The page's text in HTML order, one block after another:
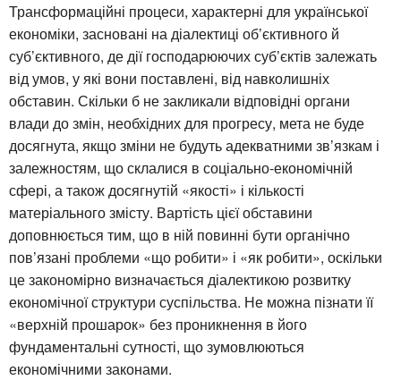
Трансформаційні процеси, характерні для української
економіки, засновані на діалектиці об’єктивного й
суб’єктивного, де дії господарюючих суб’єктів залежать
від умов, у які вони поставлені, від навколишніх
обставин. Скільки б не закликали відповідні органи
влади до змін, необхідних для прогресу, мета не буде
досягнута, якщо зміни не будуть адекватними зв’язкам і
залежностям, що склалися в соціально-економічній
сфері, а також досягнутій «якості» і кількості
матеріального змісту. Вартість цієї обставини
доповнюється тим, що в ній повинні бути органічно
пов’язані проблеми «що робити» і «як робити», оскільки
це закономірно визначається діалектикою розвитку
економічної структури суспільства. Не можна пізнати її
«верхній прошарок» без проникнення в його
фундаментальні сутності, що зумовлюються
економічними законами.